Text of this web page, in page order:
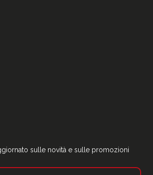
sulle novità e sulle promozioni